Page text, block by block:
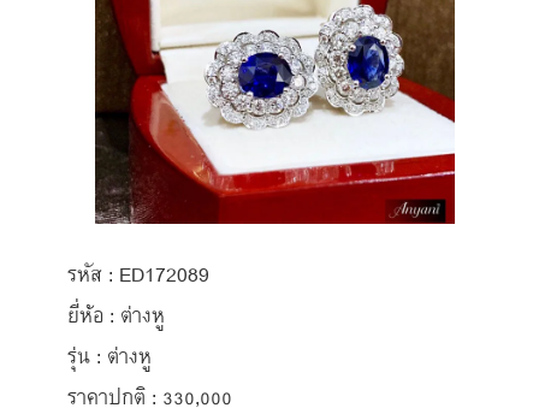
รหัส : ED172089
ยี่ห้อ : ต่างหู
รุ่น : ต่างหู
ราคาปกติ : 330,000